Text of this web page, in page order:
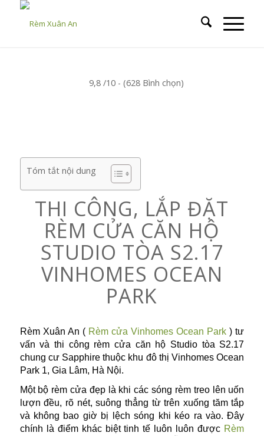
9,8 /10 - (628 Bình chọn)
Tóm tắt nội dung
THI CÔNG, LẮP ĐẶT
RÈM CỬA CĂN HỘ
STUDIO TÒA S2.17
VINHOMES OCEAN
PARK
Rèm Xuân An ( Rèm cửa Vinhomes Ocean Park ) tư
vấn và thi công rèm cửa căn hộ Studio tòa S2.17
chung cư Sapphire thuộc khu đô thị Vinhomes Ocean
Park 1, Gia Lâm, Hà Nội.
Một bộ rèm cửa đẹp là khi các sóng rèm treo lên uốn
lượn đều, rõ nét, suông thẳng từ trên xuống tăm tắp
và không bao giờ bị lệch sóng khi kéo ra vào. Đây
chính là điểm khác biệt tinh tế luôn luôn được Rèm